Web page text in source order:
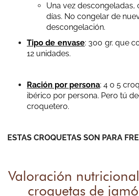
Las mejores croquetas sin duda
¡¡Están buenísimas!! Mis favoritas
queso.
Una vez descongeladas,
días. No congelar de
descongelación.
Tipo de envase: 300 gr. que
12 unidades.
Ración por persona: 4 o 5
ibérico por persona. Pero tú
croquetero.
ESTAS CROQUETAS SON PARA
Valoración
croquetas de